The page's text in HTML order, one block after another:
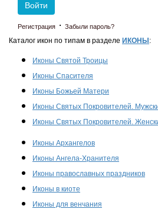
Войти
Регистрация · Забыли пароль?
Каталог икон по типам в разделе ИКОНЫ :
Иконы Святой Троицы
Иконы Спасителя
Иконы Божьей Матери
Иконы Святых Покровителей.
Иконы Святых Покровителей.
Иконы Архангелов
Иконы Ангела-Хранителя
Иконы православных праздников
Иконы в киоте
Иконы для венчания